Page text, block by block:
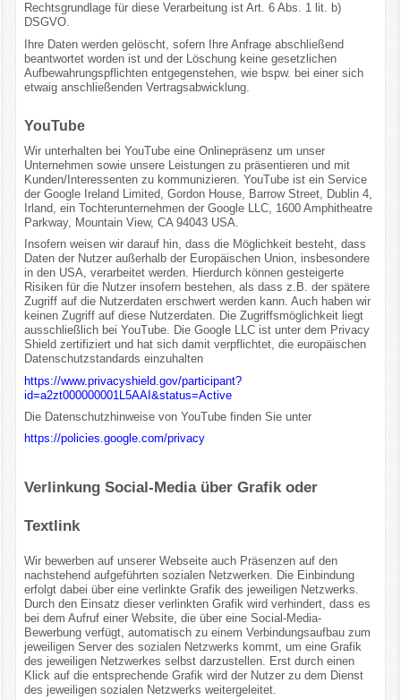
Rechtsgrundlage für diese Verarbeitung ist Art. 6 Abs. 1 lit. b)
DSGVO.
Ihre Daten werden gelöscht, sofern Ihre Anfrage abschließend
beantwortet worden ist und der Löschung keine gesetzlichen
Aufbewahrungspflichten entgegenstehen, wie bspw. bei einer sich
etwaig anschließenden Vertragsabwicklung.
YouTube
Wir unterhalten bei YouTube eine Onlinepräsenz um unser
Unternehmen sowie unsere Leistungen zu präsentieren und mit
Kunden/Interessenten zu kommunizieren. YouTube ist ein Service
der Google Ireland Limited, Gordon House, Barrow Street, Dublin 4,
Irland, ein Tochterunternehmen der Google LLC, 1600 Amphitheatre
Parkway, Mountain View, CA 94043 USA.
Insofern weisen wir darauf hin, dass die Möglichkeit besteht, dass
Daten der Nutzer außerhalb der Europäischen Union, insbesondere
in den USA, verarbeitet werden. Hierdurch können gesteigerte
Risiken für die Nutzer insofern bestehen, als dass z.B. der spätere
Zugriff auf die Nutzerdaten erschwert werden kann. Auch haben wir
keinen Zugriff auf diese Nutzerdaten. Die Zugriffsmöglichkeit liegt
ausschließlich bei YouTube. Die Google LLC ist unter dem Privacy
Shield zertifiziert und hat sich damit verpflichtet, die europäischen
Datenschutzstandards einzuhalten
https://www.privacyshield.gov/participant?
id=a2zt000000001L5AAI&status=Active
Die Datenschutzhinweise von YouTube finden Sie unter
https://policies.google.com/privacy
Verlinkung Social-Media über Grafik oder
Textlink
Wir bewerben auf unserer Webseite auch Präsenzen auf den
nachstehend aufgeführten sozialen Netzwerken. Die Einbindung
erfolgt dabei über eine verlinkte Grafik des jeweiligen Netzwerks.
Durch den Einsatz dieser verlinkten Grafik wird verhindert, dass es
bei dem Aufruf einer Website, die über eine Social-Media-
Bewerbung verfügt, automatisch zu einem Verbindungsaufbau zum
jeweiligen Server des sozialen Netzwerks kommt, um eine Grafik
des jeweiligen Netzwerkes selbst darzustellen. Erst durch einen
Klick auf die entsprechende Grafik wird der Nutzer zu dem Dienst
des jeweiligen sozialen Netzwerks weitergeleitet.